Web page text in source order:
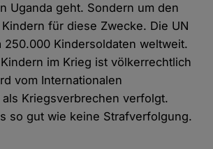
Uganda geht. Sondern um den
für diese Zwecke. Die UN
250.000 Kindersoldaten weltweit.
im Krieg ist völkerrechtlich
vom Internationalen
Kriegsverbrechen verfolgt.
so gut wie keine Strafverfolgung.